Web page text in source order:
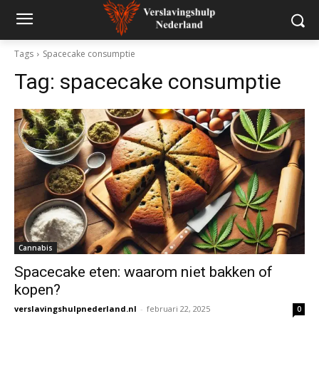
Tags Spacecake consumptie
Tag: spacecake consumptie
Cannabis
Spacecake eten: waarom niet bakken of
kopen?
verslavingshulpnederland.nl - februari 22, 2025 0